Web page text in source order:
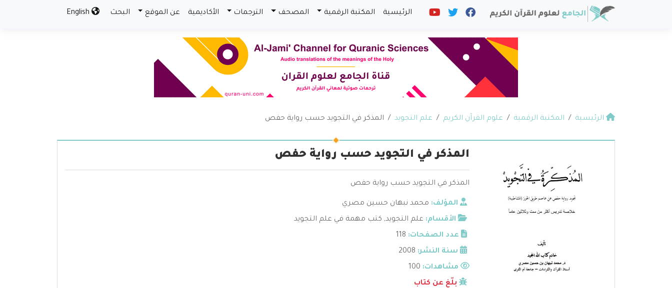
الرئيسية المكتبة الرقمية المصحف الترجمات الأكاديمية عن الموقع البحث
الرئيسية المكتبة الرقمية علوم القرآن الكريم علم التجويد المذكر في التجويد حسب رواية حفص
المذكر في التجويد حسب رواية حفص
المذكر في التجويد حسب رواية حفص
المؤلف: محمد نبهان حسين مصري
الأقسام: علم التجويد, كتب مهمة في علم التجويد
عدد الصفحات: 118
سنة النشر: 2008
مشاهدات:
بلّغ عن كتاب